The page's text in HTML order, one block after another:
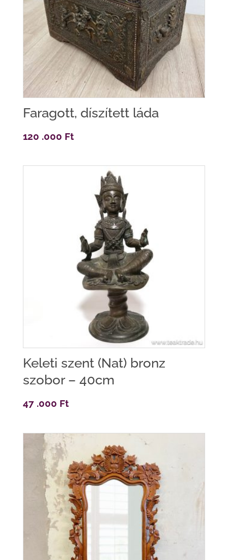
Faragott, díszített láda
120 .000 Ft
Keleti szent (Nat) bronz
szobor – 40cm
47 .000 Ft